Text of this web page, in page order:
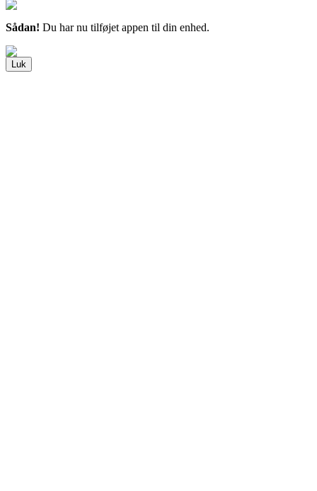
Sådan! Du har nu tilføjet appen til din enhed.
Luk